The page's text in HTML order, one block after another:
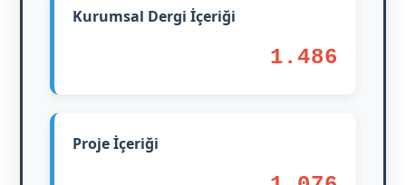
Kurumsal Dergi İçeriği
1.486
Proje İçeriği